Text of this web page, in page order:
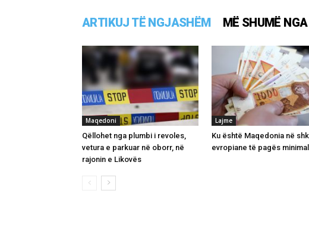
ARTIKUJ TË NGJASHËM MË SHUMË
Maqedoni
Qëllohet nga plumbi i revoles,
vetura e parkuar në oborr, në
rajonin e Likovës
Lajme
Ku është Maqedonia në
evropiane të pagës